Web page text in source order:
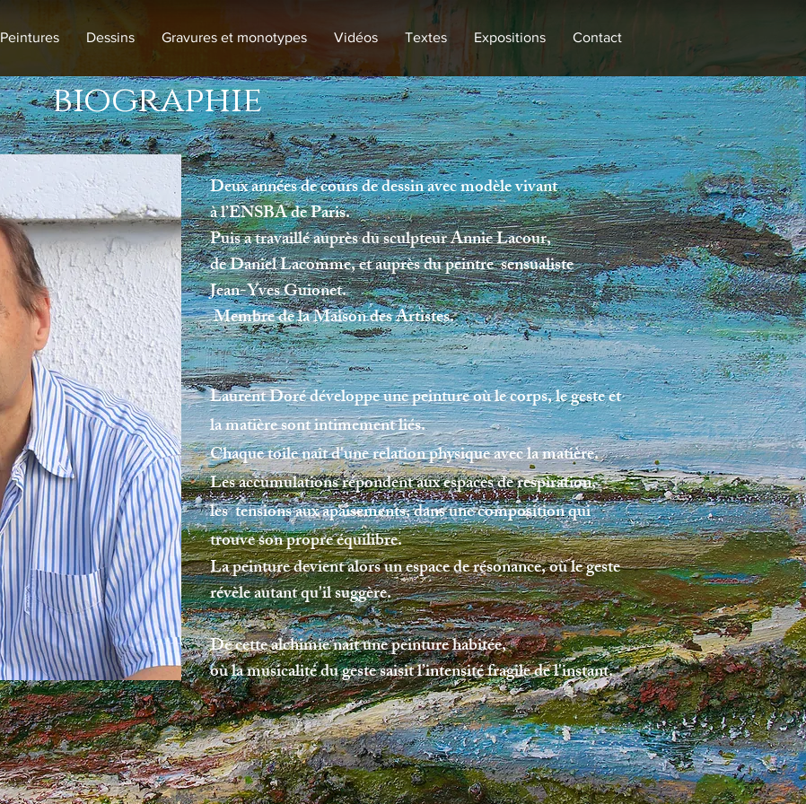
Peintures Dessins Gravures et monotypes Vidéos Textes Expositions Contact
biographie
Deux années de cours de dessin avec modèle vivant
à l’ENSBA de Paris.
Puis a travaillé auprès du sculpteur Annie Lacour,
de Daniel Lacomme,et auprès du peintre sensualiste
Jean-Yves Guionet.
Membre de la Maison des Artistes.
Laurent Doré développe une peinture où le corps, le geste et
la matière sont intimement liés.
Chaque toile naît d'une relation physique avec la matière.
Les accumulations répondent aux espaces de respiration,
les tensions aux apaisements, dans une composition qui
trouve son propre équilibre.​
La peinturedevient alors un espacede résonance, où le geste
révèle autant qu'il suggère.
De cette alchimie naît une peinture habitée,
où la musicalité du geste saisit l’intensité fragile de l'instant.